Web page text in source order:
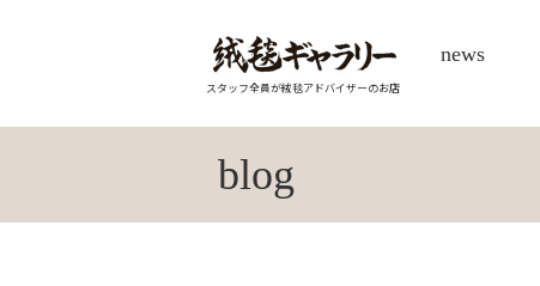
スタッフ全員が絨毯アドバイザーのお店
news
blog